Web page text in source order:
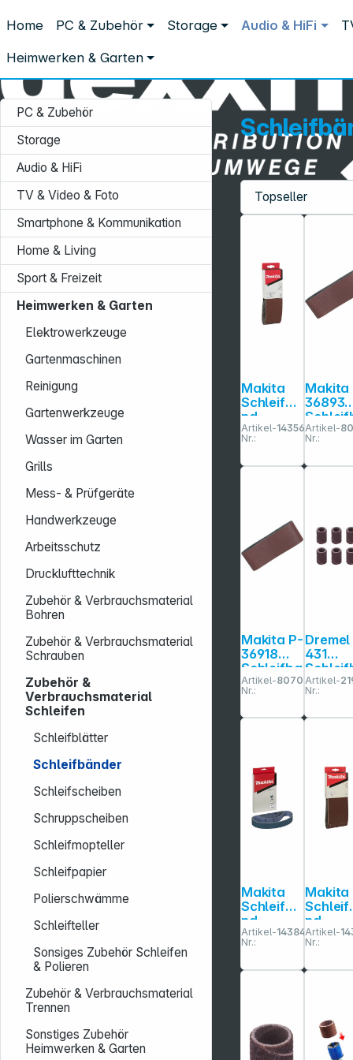
Home PC & Zubehör Storage Audio & HiFi
Heimwerken & Garten
Heimwerken & Garten Zubehör & Verbrauchsmaterial
Schleifbänder
PC & Zubehör
Storage
Audio & HiFi
TV & Video & Foto
Smartphone & Kommunikation
Home & Living
Sport & Freizeit
Heimwerken & Garten
Elektrowerkzeuge
Gartenmaschinen
Reinigung
Gartenwerkzeuge
Wasser im Garten
Grills
Mess- & Prüfgeräte
Handwerkzeuge
Arbeitsschutz
Drucklufttechnik
Zubehör & Verbrauchsmaterial
Bohren
Zubehör & Verbrauchsmaterial
Schrauben
Zubehör &
Verbrauchsmaterial
Schleifen
Schleifblätter
Schleifbänder
Schleifscheiben
Schruppscheiben
Schleifmopteller
Schleifpapier
Polierschwämme
Schleifteller
Sonsiges Zubehör Schleifen
& Polieren
Zubehör & Verbrauchsmaterial
Trennen
Sonstiges Zubehör
Heimwerken & Garten
Makita
Schleifba
nd
76x533m
m K80
Artikel-
Nr.:
143567
Makita
36893
nd
Artikel-
Nr.:
Makita P-
36918
Schleifba
nd
100x610m
m K100
Artikel-
Nr.:
807011
Dremel
431
nd P 60
Artikel-
Nr.:
Makita
Schleifba
nd
30x533m
m K60
Artikel-
Nr.:
143840
Makita
nd
m K240
Artikel-
Nr.:
Service-Hotline:
+49 931 9708–496
Mo. - Fr.: 08:00 - 17:00 Uhr